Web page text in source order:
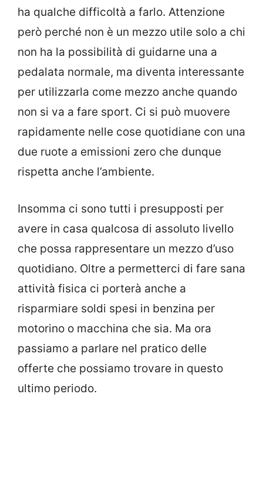
ha qualche difficoltà a farlo. Attenzione
però perché non è un mezzo utile solo a chi
non ha la possibilità di guidarne una a
pedalata normale, ma diventa interessante
per utilizzarla come mezzo anche quando
non si va a fare sport. Ci si può muovere
rapidamente nelle cose quotidiane con una
due ruote a emissioni zero che dunque
rispetta anche l’ambiente.
Insomma ci sono tutti i presupposti per
avere in casa qualcosa di assoluto livello
che possa rappresentare un mezzo d’uso
quotidiano. Oltre a permetterci di fare sana
attività fisica ci porterà anche a
risparmiare soldi spesi in benzina per
motorino o macchina che sia. Ma ora
passiamo a parlare nel pratico delle
offerte che possiamo trovare in questo
ultimo periodo.